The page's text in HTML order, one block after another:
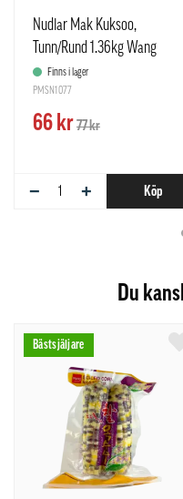
Nudlar Mak Kuksoo,
Tunn/Rund 1.36kg Wang
KoreaFinns i lager
PMSN1077
66 kr77 kr
− + Köp
Du
Bästsjäljare